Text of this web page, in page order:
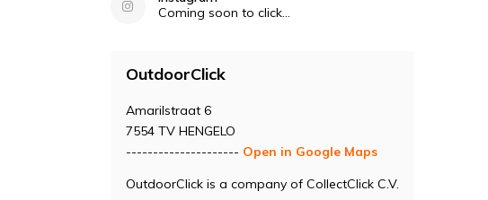
Coming soon to click...
OutdoorClick
Amarilstraat 6
7554 TV HENGELO
--------------------- Open in Google Maps
OutdoorClick is a company of CollectClick C.V.